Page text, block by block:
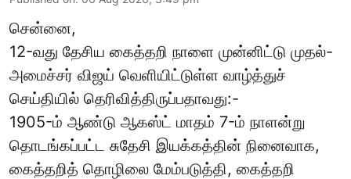
சென்னை,
12-வது தேசிய கைத்தறி நாளை முன்னிட்டு முதல்-
அமைச்சர் விஜய் வெளியிட்டுள்ள வாழ்த்துச்
செய்தியில் தெரிவித்திருப்பதாவது:-
1905-ம் ஆண்டு ஆகஸ்ட் மாதம் 7-ம் நாளன்று
தொடங்கப்பட்ட சுதேசி இயக்கத்தின் நினைவாக,
கைத்தறித் தொழிலை மேம்படுத்தி, கைத்தறி